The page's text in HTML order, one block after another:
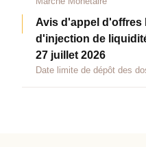
Avis d'appel d'offres
d'injection de
27 juillet 2026
Date limite de dépôt des